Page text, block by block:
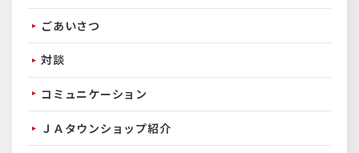
ごあいさつ
対談
コミュニケーション
ＪＡタウンショップ紹介